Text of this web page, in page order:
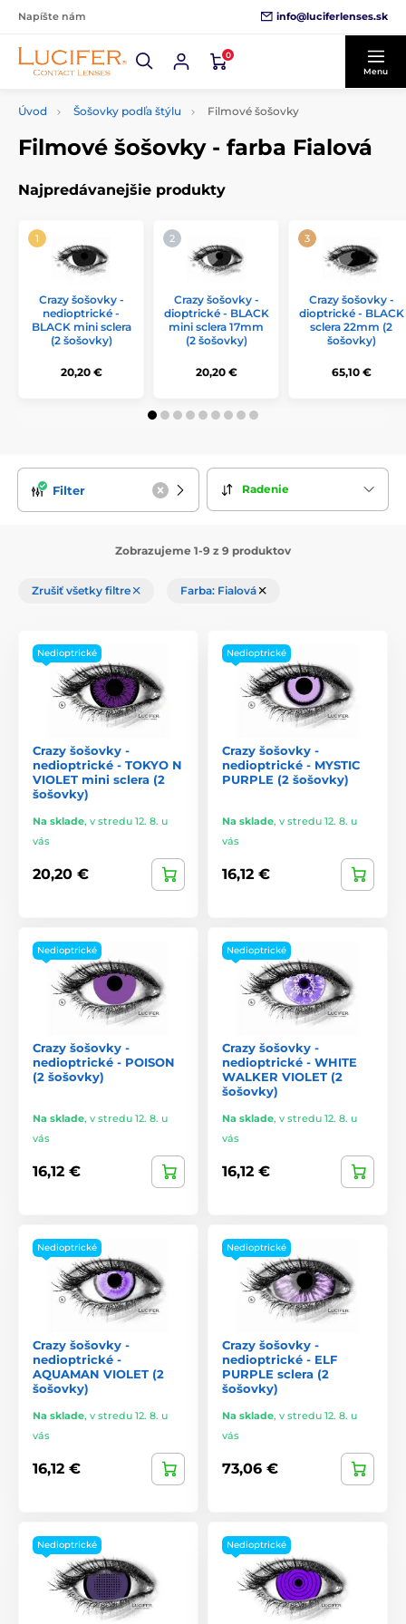
Napíšte nám info@luciferlenses.sk
0
Menu
Úvod Šošovky podľa štýlu Filmové šošovky
Filmové šošovky - farba Fialová
Najpredávanejšie produkty
Crazy šošovky -
nedioptrické -
BLACK mini sclera
(2 šošovky)
20,20 €
Crazy šošovky -
dioptrické - BLACK
mini sclera 17mm
(2 šošovky)
20,20 €
Crazy šošovky -
dioptrické - BLACK
sclera 22mm (2
šošovky)
65,10 €
Filter Radenie
Zobrazujeme 1-9 z 9 produktov
Zrušiť všetky filtre Farba: Fialová
Nedioptrické
Crazy šošovky -
nedioptrické - TOKYO N
VIOLET mini sclera (2
šošovky)
Na sklade, v stredu 12. 8. u
vás
20,20 €
Nedioptrické
Crazy šošovky -
nedioptrické - MYSTIC
PURPLE (2 šošovky)
Na sklade, v stredu 12. 8. u
vás
16,12 €
Nedioptrické
Crazy šošovky -
nedioptrické - POISON
(2 šošovky)
Na sklade, v stredu 12. 8. u
vás
16,12 €
Nedioptrické
Crazy šošovky -
nedioptrické - WHITE
WALKER VIOLET (2
šošovky)
Na sklade, v stredu 12. 8. u
vás
16,12 €
Nedioptrické
Crazy šošovky -
nedioptrické -
AQUAMAN VIOLET (2
šošovky)
Na sklade, v stredu 12. 8. u
vás
16,12 €
Nedioptrické
Crazy šošovky -
nedioptrické - ELF
PURPLE sclera (2
šošovky)
Na sklade, v stredu 12. 8. u
vás
73,06 €
Nedioptrické Nedioptrické